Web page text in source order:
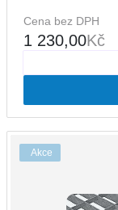
Cena bez DPH
1 230,00Kč
Akce